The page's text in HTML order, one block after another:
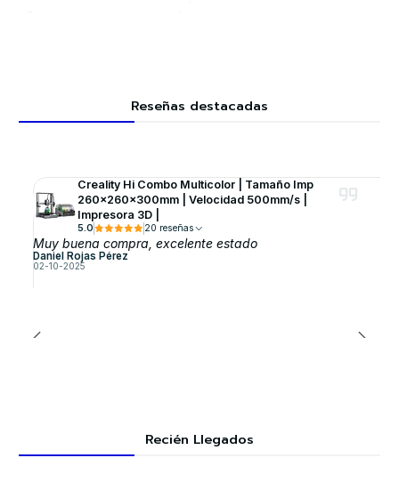
Reseñas destacadas
Creality Hi Combo Multicolor | Tamaño Imp
260x260x300mm | Velocidad 500mm/s |
Impresora 3D |
5.0 20 reseñas
Muy buena compra, excelente estado
Daniel Rojas Pérez
02-10-2025
Recién Llegados